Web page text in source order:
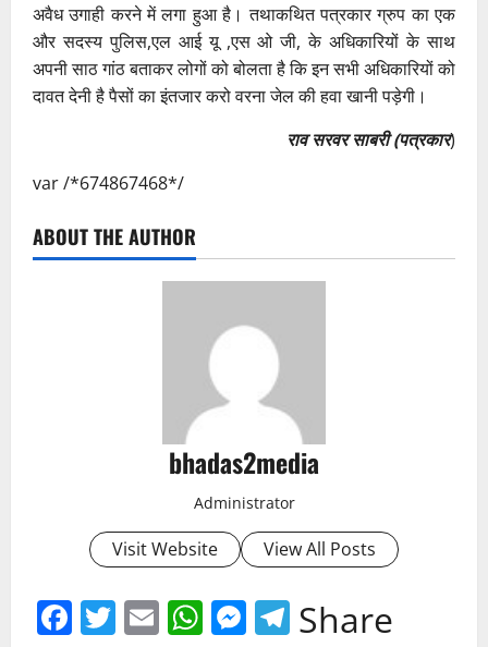
अवैध उगाही करने में लगा हुआ है। तथाकथित पत्रकार ग्रुप का एक
और सदस्य पुलिस,एल आई यू ,एस ओ जी, के अधिकारियों के साथ
अपनी साठ गांठ बताकर लोगों को बोलता है कि इन सभी अधिकारियों को
दावत देनी है पैसों का इंतजार करो वरना जेल की हवा खानी पड़ेगी।
राव सरवर साबरी (पत्रकार)
var /*674867468*/
ABOUT THE AUTHOR
bhadas2media
Administrator
Visit Website View All Posts
Facebook
Twitter
EmailWhatsApp
Messenger
Telegram
Share